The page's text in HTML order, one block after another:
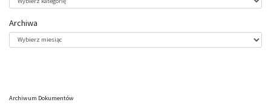
dokumentów
Archiwa
Archiwa
Archiwum Dokumentów